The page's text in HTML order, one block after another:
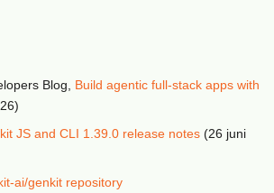
Blog, Build agentic full-stack apps with
JS and CLI 1.39.0 release notes (26 juni
ai/genkit repository